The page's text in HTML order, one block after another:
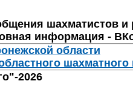
шахматистов
информация -
области
шахматного
2026